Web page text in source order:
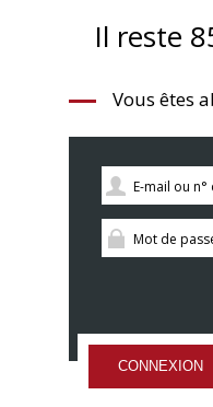
Il reste
Vous êtes
CONNEXION